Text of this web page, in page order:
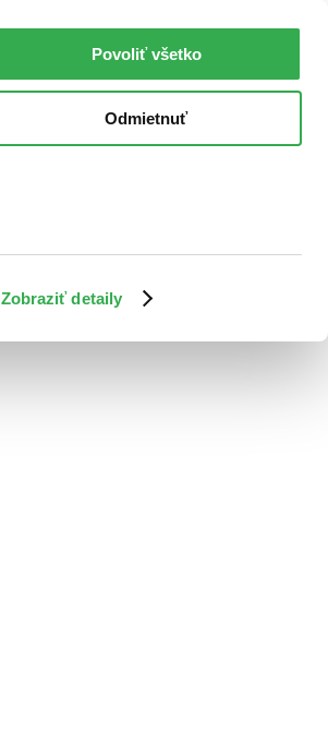
Zobraziť detaily
Povoliť všetko
Odmietnuť